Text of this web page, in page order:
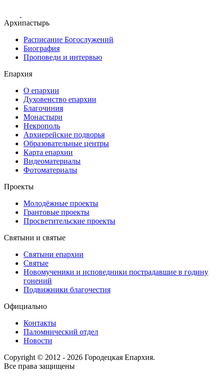
Архипастырь
Расписание Богослужений
Биография
Проповеди и интервью
Епархия
О епархии
Духовенство епархии
Благочиния
Монастыри
Некрополь
Архиерейские подворья
Образовательные центры
Карта епархии
Видеоматериалы
Фотоматериалы
Проекты
Молодёжные проекты
Грантовые проекты
Просветительские проекты
Святыни и святые
Святыни епархии
Святые
Новомученики и исповедники пострадавшие в годину
гонений
Подвижники благочестия
Официально
Контакты
Паломнический отдел
Новости
Copyright © 2012 - 2026 Городецкая Епархия.
Все права защищены